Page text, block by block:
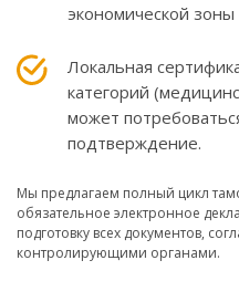
экономической зоны
Локальная
категорий
может
подтверждение.
Мы предлагаем полный цикл
обязательное электронное
подготовку всех документов,
контролирующими органами.